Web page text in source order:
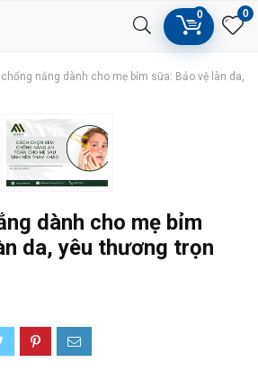
0 0
chống nắng dành cho mẹ bỉm sữa: Bảo vệ làn da,
dành cho mẹ bỉm
da, yêu thương trọn